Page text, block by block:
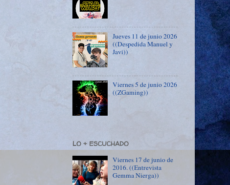
Jueves 11 de junio 2026
((Despedida Manuel y
Javi))
Viernes 5 de junio 2026
((ZGaming))
LO + ESCUCHADO
Viernes 17 de junio de
2016. ((Entrevista
Gemma Nierga))